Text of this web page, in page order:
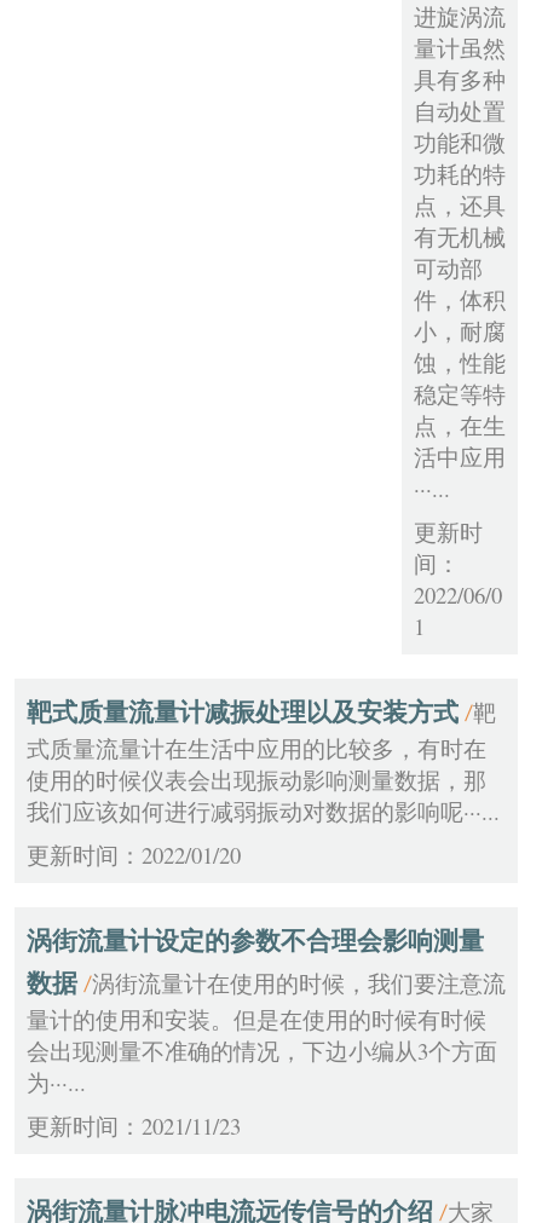
进旋涡流
量计虽然
具有多种
自动处置
功能和微
功耗的特
点，还具
有无机械
可动部
件，体积
小，耐腐
蚀，性能
稳定等特
点，在生
活中应用
···...
更新时
间：
2022/06/0
1
靶式质量流量计减振处理以及安装方式 /靶
式质量流量计在生活中应用的比较多，有时在
使用的时候仪表会出现振动影响测量数据，那
我们应该如何进行减弱振动对数据的影响呢···...
更新时间：2022/01/20
涡街流量计设定的参数不合理会影响测量
数据 /涡街流量计在使用的时候，我们要注意流
量计的使用和安装。但是在使用的时候有时候
会出现测量不准确的情况，下边小编从3个方面
为···...
更新时间：2021/11/23
涡街流量计脉冲电流远传信号的介绍 /大家